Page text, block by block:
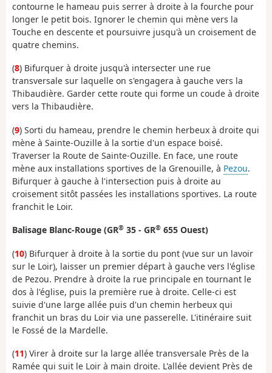
contourne le hameau puis serrer à droite à la fourche pour
longer le petit bois. Ignorer le chemin qui mène vers la
Touche en descente et poursuivre jusqu'à un croisement de
quatre chemins.
(8) Bifurquer à droite jusqu'à intersecter une rue
transversale sur laquelle on s'engagera à gauche vers la
Thibaudière. Garder cette route qui forme un coude à droite
vers la Thibaudière.
(9) Sorti du hameau, prendre le chemin herbeux à droite qui
mène à Sainte-Ouzille à la sortie d'un espace boisé.
Traverser la Route de Sainte-Ouzille. En face, une route
mène aux installations sportives de la Grenouille, à Pezou.
Bifurquer à gauche à l'intersection puis à droite au
croisement sitôt passées les installations sportives. La route
franchit le Loir.
Balisage Blanc-Rouge (GR® 35 - GR® 655 Ouest)
(10) Bifurquer à droite à la sortie du pont (vue sur un lavoir
sur le Loir), laisser un premier départ à gauche vers l'église
de Pezou. Prendre à droite la rue principale en tournant le
dos à l'église, puis la première rue à droite. Celle-ci est
suivie d'une large allée puis d'un chemin herbeux qui
franchit un bras du Loir via une passerelle. L'itinéraire suit
le Fossé de la Mardelle.
(11) Virer à droite sur la large allée transversale Près de la
Ramée qui suit le Loir à main droite. L'allée devient Près de